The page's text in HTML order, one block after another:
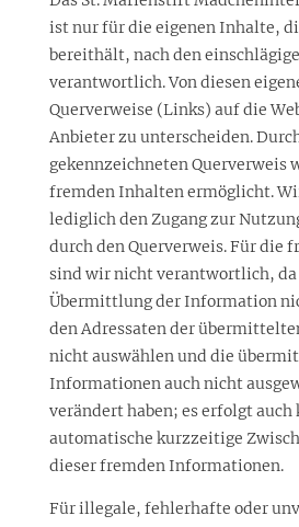
ist nur für die eigenen Inhalte,
bereithält, nach den
verantwortlich. Von diesen
Querverweise (Links) auf die
Anbieter zu unterscheiden.
gekennzeichneten Querverweis
fremden Inhalten ermöglicht.
lediglich den Zugang zur
durch den Querverweis. Für die
sind wir nicht verantwortlich,
Übermittlung der Information
den Adressaten der
nicht auswählen und die
Informationen auch nicht
verändert haben; es erfolgt auch
automatische kurzzeitige
dieser fremden Informationen.
Für illegale, fehlerhafte oder